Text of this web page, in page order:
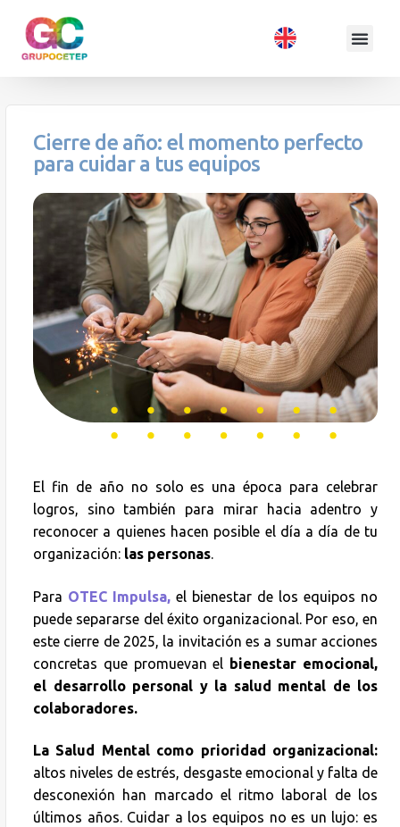
Cierre de año: el momento perfecto
para cuidar a tus equipos
El fin de año no solo es una época para celebrar
logros, sino también para mirar hacia adentro y
reconocer a quienes hacen posible el día a día de tu
organización: las personas.
Para OTEC Impulsa, el bienestar de los equipos no
puede separarse del éxito organizacional. Por eso, en
este cierre de 2025, la invitación es a sumar acciones
concretas que promuevan el bienestar emocional,
el desarrollo personal y la salud mental de los
colaboradores.
La Salud Mental como prioridad organizacional:
altos niveles de estrés, desgaste emocional y falta de
desconexión han marcado el ritmo laboral de los
últimos años. Cuidar a los equipos no es un lujo: es